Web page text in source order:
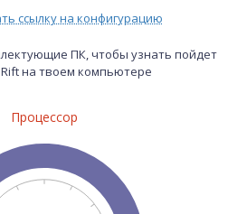
ссылку на конфигурацию
ПК, чтобы узнать пойдет
на твоем компьютере
Процессор